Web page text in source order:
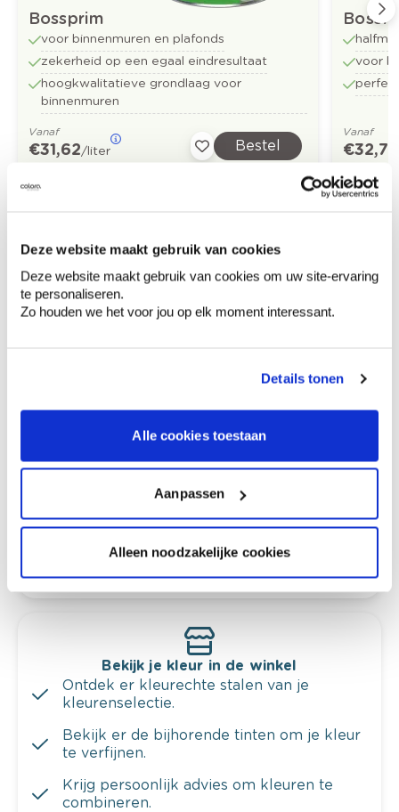
Deze website maakt gebruik van cookies
Deze website maakt gebruik van cookies om uw site-ervaring
te personaliseren.
Zo houden we het voor jou op elk moment interessant.
Details tonen
Alle cookies toestaan
Aanpassen
Alleen noodzakelijke cookies
Bossprim
voor binnenmuren en plafonds
zekerheid op een egaal eindresultaat
hoogkwalitatieve grondlaag voor
binnenmuren
Vanaf
€ 31,62/liter Bestel
voor
Vanaf
€ 32,73
Ontdek meer inspiratiebeelden voor:
Home office
Minimalistisch
Off black Off white
Ga samen met de kleuradviseur door je
ruimtes.
Krijg kleuradvies op basis van de lichtinval
Krijg ineens een technologische check-up
van je muren.
Bekijk je kleur in de winkel
Ontdek er kleurechte stalen van je
kleurenselectie.
Bekijk er de bijhorende tinten om je kleur
te verfijnen.
Krijg persoonlijk advies om kleuren te
combineren.